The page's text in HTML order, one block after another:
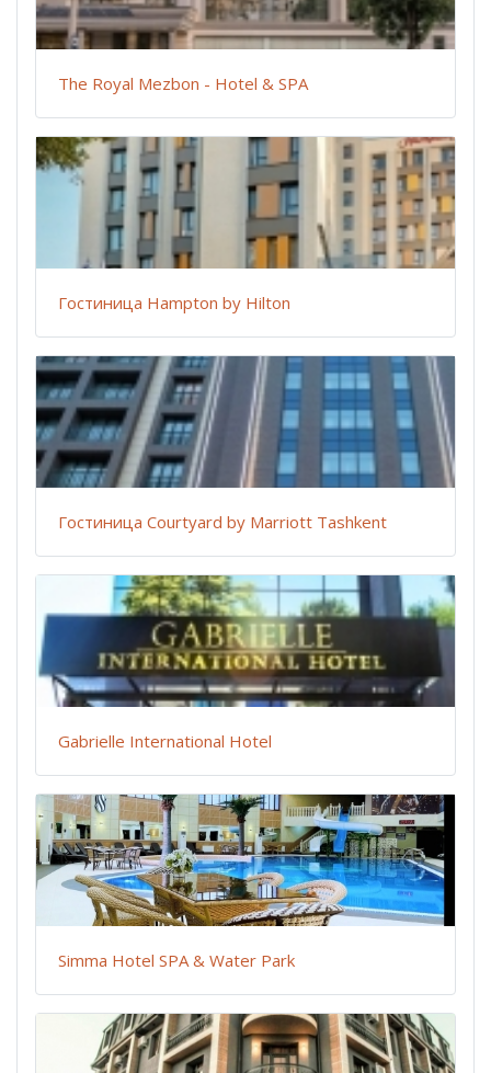
The Royal Mezbon - Hotel & SPA
Гостиница Hampton by Hilton
Гостиница Courtyard by Marriott Tashkent
Gabrielle International Hotel
Simma Hotel SPA & Water Park